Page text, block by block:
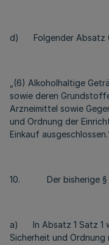
d) Folgender Absatz
„(6) Alkoholhaltige
sowie deren
Arzneimittel sowie
und Ordnung der
Einkauf
10. Der bisherige § 8
a) In Absatz 1 Satz 1
Sicherheit und Ordnung